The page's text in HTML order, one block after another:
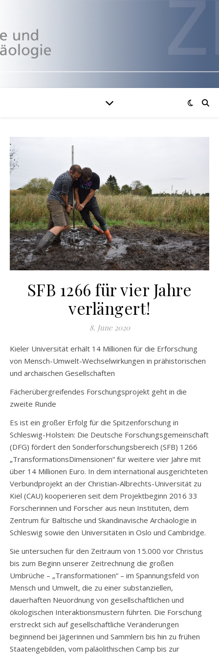
SFB 1266 für vier Jahre
verlängert!
8. June 2020
Kieler Universität erhält 14 Millionen für die Erforschung
von Mensch-Umwelt-Wechselwirkungen in prähistorischen
und archaischen Gesellschaften
Fächerübergreifendes Forschungsprojekt geht in die
zweite Runde
Es ist ein großer Erfolg für die Spitzenforschung in
Schleswig-Holstein: Die Deutsche Forschungsgemeinschaft
(DFG) fördert den Sonderforschungsbereich (SFB) 1266
„TransformationsDimensionen“ für weitere vier Jahre mit
über 14 Millionen Euro. In dem international ausgerichteten
Verbundprojekt an der Christian-Albrechts-Universität zu
Kiel (CAU) kooperieren seit dem Projektbeginn 2016 33
Forscherinnen und Forscher aus neun Instituten, dem
Zentrum für Baltische und Skandinavische Archäologie in
Schleswig sowie den Universitäten in Oslo und Cambridge.
Sie untersuchen für den Zeitraum von 15.000 vor Christus
bis zum Beginn unserer Zeitrechnung die großen
Umbrüche – „Transformationen“ – im Spannungsfeld von
Mensch und Umwelt, die zu einer substanziellen,
dauerhaften Neuordnung von gesellschaftlichen und
ökologischen Interaktionsmustern führten. Die Forschung
erstreckt sich auf gesellschaftliche Veränderungen
beginnend bei Jägerinnen und Sammlern bis hin zu frühen
Staatengebilden, vom paläolithischen Camp bis zur